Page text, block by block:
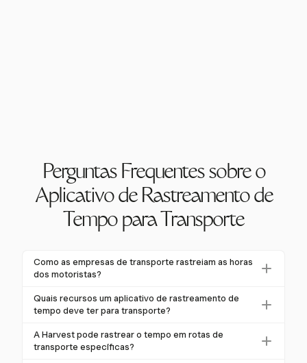
Perguntas Frequentes sobre o
Aplicativo de Rastreamento de
Tempo para Transporte
Como as empresas de transporte rastreiam as horas
dos motoristas?
As empresas de transporte rastreiam as horas dos
motoristas usando aplicativos de rastreamento de
Eletrônico (ELDs). Essas ferramentas automatizam o
registro das horas de direção, garantindo
Quais recursos um aplicativo de rastreamento de
tempo deve ter para transporte?
Um aplicativo de rastreamento de tempo para
transporte deve incluir rastreamento por GPS, gestão
A Harvest pode rastrear o tempo em rotas de
transporte específicas?